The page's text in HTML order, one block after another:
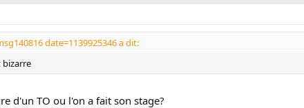
date=1139925346 a dit:
bizarre
d'un TO ou l'on a fait son stage?